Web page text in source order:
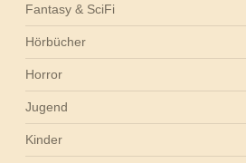
Fantasy & SciFi
Hörbücher
Horror
Jugend
Kinder